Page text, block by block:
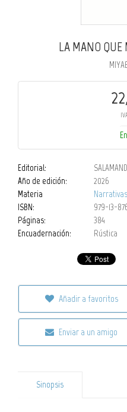
LA MANO QUE
Editorial:
Año de edición:
2026
Materia
Narrativas
ISBN:
979-13-
Páginas:
384
Encuadernación:
Rústica
Añadir a favoritos
Enviar a un amigo
Sinopsis